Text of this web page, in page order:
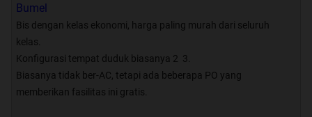
kaskuser atau lebih gampangnya
penggemar bis yang suka berselancar
di forum kaskus ini, tetapi juga
berharap dapat berperan memberikan
sumbangsih dan peduli untuk
Bumel
Bis dengan kelas ekonomi, harga paling murah dari seluruh
kelas.
Konfigurasi tempat duduk biasanya 2  3.
Biasanya tidak ber-AC, tetapi ada beberapa PO yang
memberikan fasilitas ini gratis.